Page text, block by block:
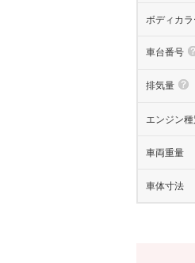
ボディカ
車台番号
排気量
エンジン
車両重量
車体寸法